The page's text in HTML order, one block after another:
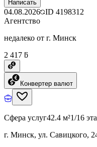
Написать
04.08.2026 ID 4198312
Агентство
недалеко от г. Минск
2 417 ƃ
Конвертер валют
Сфера услуг42.4 м²1/16
г. Минск, ул. Савицкого,